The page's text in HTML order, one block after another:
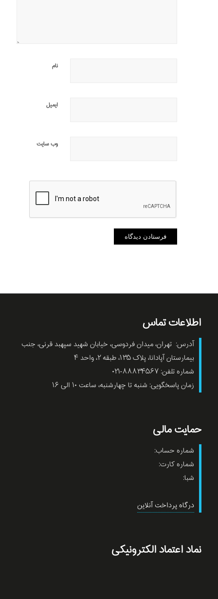
نام
ایمیل
وب‌ سایت
اطلاعات تماس
آدرس: تهران، میدان فردوسی، خیابان شهید سپهبد قرنی، جنب
بیمارستان آپادانا، پلاک ۱۳۵، طبقه ۲، واحد ۴
شماره تلفن: ۸۸۸۳۴۵۶۷-۰۲۱
زمان پاسخگویی: شنبه تا چهارشنبه، ساعت ۱۰ الی ۱۶
حمایت مالی
شماره حساب:
شماره کارت:
شبا:
درگاه پرداخت آنلاین
نماد اعتماد الکترونیکی